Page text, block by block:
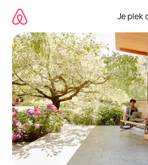
direct
naar
inhoud
Je plek